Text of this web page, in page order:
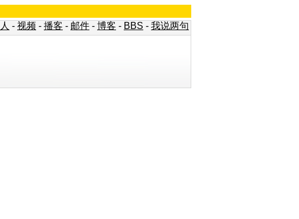
- 视频 - 播客 - 邮件 - 博客 - BBS - 我说两句